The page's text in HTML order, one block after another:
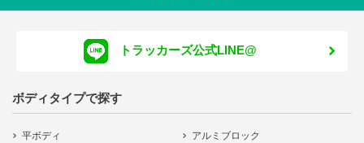
トラッカーズ公式LINE@
ボディタイプで探す
平ボディ
アルミブロック